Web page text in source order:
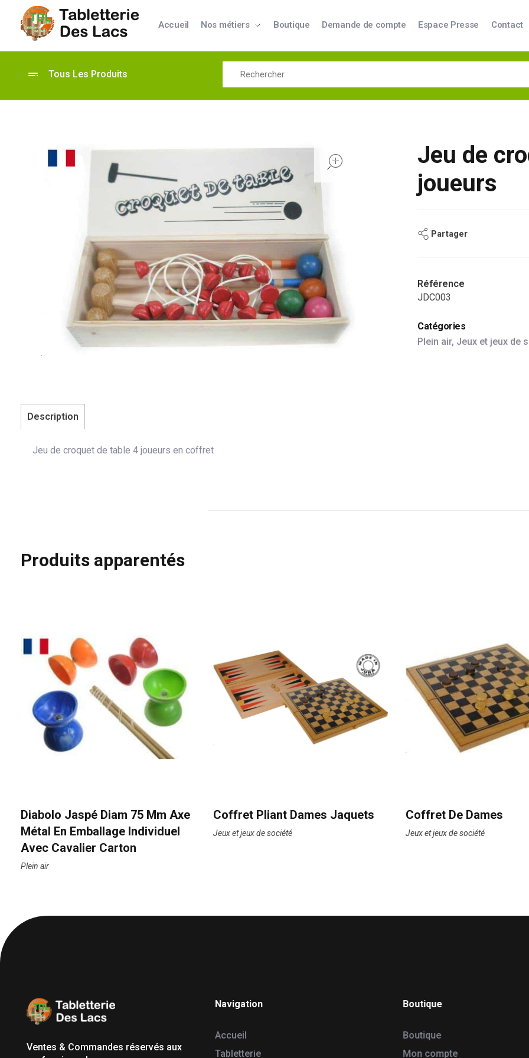
Tabletterie des Lacs
Accueil Nos métiers Boutique Demande de compte Espace Presse Contact
Tous Les Produits
Jeu de
joueurs
Partager
Référence
JDC003
Catégories
Plein air, Jeux et jeux de
Description
Jeu de croquet de table 4 joueurs en coffret
Produits apparentés
Diabolo Jaspé Diam 75 Mm Axe
Métal En Emballage Individuel
Avec Cavalier Carton
Plein air
Coffret Pliant Dames Jaquets
Jeux et jeux de société
Coffret De Dames
Jeux et jeux de société
Ventes & Commandes réservés aux
Navigation
Accueil
Tabletterie
Boutique
Boutique
Mon compte